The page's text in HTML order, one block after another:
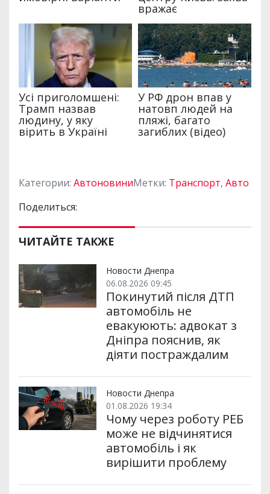
Категории: АвтоновиниМетки: Транспорт, Авто
Поделиться:
ЧИТАЙТЕ ТАКЖЕ
Новости Днепра
06.08.2026 09:45
Покинутий після ДТП
автомобіль не
евакуюють: адвокат з
Дніпра пояснив, як
діяти постраждалим
Новости Днепра
01.08.2026 19:34
Чому через роботу РЕБ
може не відчинятися
автомобіль і як
вирішити проблему